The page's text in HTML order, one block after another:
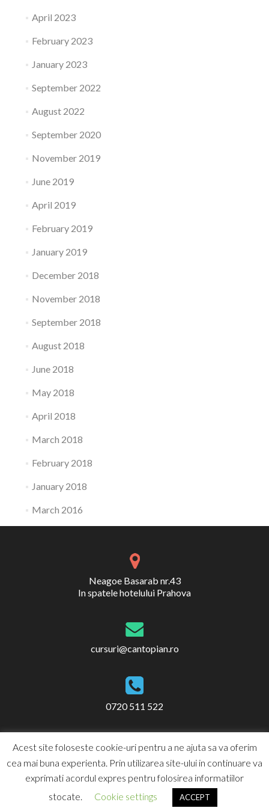
April 2023
February 2023
January 2023
September 2022
August 2022
September 2020
November 2019
June 2019
April 2019
February 2019
January 2019
December 2018
November 2018
September 2018
August 2018
June 2018
May 2018
April 2018
March 2018
February 2018
January 2018
March 2016
Neagoe Basarab nr.43
In spatele hotelului Prahova
cursuri@cantopian.ro
0720 511 522
ART Academy
Acest site foloseste cookie-uri pentru a ne ajuta sa va oferim
cea mai buna experienta. Prin utilizarea site-ului in continuare va
exprimati acordul expres pentru folosirea informatiilor
stocate.
Cookie settings ACCEPT